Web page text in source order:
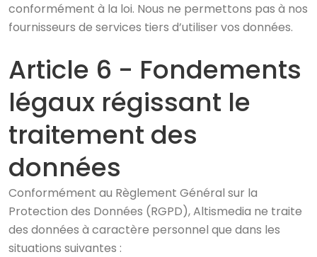
conformément à la loi. Nous ne permettons pas à nos
fournisseurs de services tiers d’utiliser vos données.
Article 6 - Fondements
légaux régissant le
traitement des
données
Conformément au Règlement Général sur la
Protection des Données (RGPD), Altismedia ne traite
des données à caractère personnel que dans les
situations suivantes :